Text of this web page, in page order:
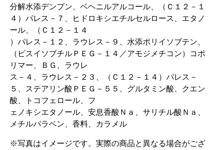
分解水添デンプン、ベヘニルアルコール、（Ｃ１２－１
４）パレス－７、ヒドロキシエチルセルロース、エタノ
ール、（Ｃ１２－１４
）パレス－１２、ラウレス－９、水添ポリイソブテン、
（ビスイソブチルＰＥＧ－１４／アモジメチコン）コポ
リマー、ＢＧ、ラウレ
ス－４、ラウレス－２３、（Ｃ１２－１４）パレス－
５、ステアリン酸ＰＥＧ－５５、グルタミン酸、クエン
酸、トコフェロール、フ
ェノキシエタノール、安息香酸Ｎａ、サリチル酸Ｎａ、
メチルパラベン、香料、カラメル
※写真はイメージです。実際の商品と異なる場合がござ